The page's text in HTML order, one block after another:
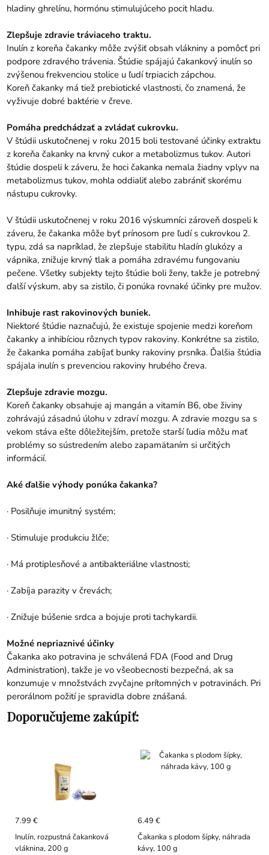
hladiny ghrelínu, hormónu stimulujúceho pocit hladu.
Zlepšuje zdravie tráviaceho traktu.
Inulín z koreňa čakanky môže zvýšiť obsah vlákniny a pomôcť pri
podpore zdravého trávenia. Štúdie spájajú čakankový inulín so
zvýšenou frekvenciou stolice u ľudí trpiacich zápchou.
Koreň čakanky má tiež prebiotické vlastnosti, čo znamená, že
vyživuje dobré baktérie v čreve.
Pomáha predchádzať a zvládať cukrovku.
V štúdii uskutočnenej v roku 2015 boli testované účinky extraktu
z koreňa čakanky na krvný cukor a metabolizmus tukov. Autori
štúdie dospeli k záveru, že hoci čakanka nemala žiadny vplyv na
metabolizmus tukov, mohla oddialiť alebo zabrániť skorému
nástupu cukrovky.
V štúdii uskutočnenej v roku 2016 výskumníci zároveň dospeli k
záveru, že čakanka môže byť prínosom pre ľudí s cukrovkou 2.
typu, zdá sa napríklad, že zlepšuje stabilitu hladín glukózy a
vápnika, znižuje krvný tlak a pomáha zdravému fungovaniu
pečene. Všetky subjekty tejto štúdie boli ženy, takže je potrebný
ďalší výskum, aby sa zistilo, či ponúka rovnaké účinky pre mužov.
Inhibuje rast rakovinových buniek.
Niektoré štúdie naznačujú, že existuje spojenie medzi koreňom
čakanky a inhibíciou rôznych typov rakoviny. Konkrétne sa zistilo,
že čakanka pomáha zabíjať bunky rakoviny prsníka. Ďalšia štúdia
spájala inulín s prevenciou rakoviny hrubého čreva.
Zlepšuje zdravie mozgu.
Koreň čakanky obsahuje aj mangán a vitamín B6, obe živiny
zohrávajú zásadnú úlohu v zdraví mozgu. A zdravie mozgu sa s
vekom stáva ešte dôležitejším, pretože starší ľudia môžu mať
problémy so sústredením alebo zapamätaním si určitých
informácií.
Aké ďalšie výhody ponúka čakanka?
· Posilňuje imunitný systém;
· Stimuluje produkciu žlče;
· Má protiplesňové a antibakteriálne vlastnosti;
· Zabíja parazity v črevách;
· Znižuje búšenie srdca a bojuje proti tachykardii.
Možné nepriaznivé účinky
Čakanka ako potravina je schválená FDA (Food and Drug
Administration), takže je vo všeobecnosti bezpečná, ak sa
konzumuje v množstvách zvyčajne prítomných v potravinách. Pri
perorálnom požití je spravidla dobre znášaná.
Doporučujeme zakúpiť:
7.99 €
Inulín, rozpustná čakanková
vláknina, 200 g
6.49 €
Čakanka s plodom šípky, náhrada
kávy, 100 g